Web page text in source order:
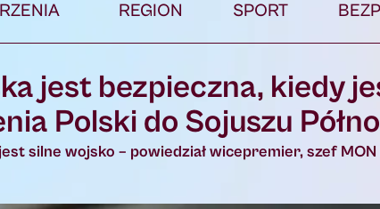
REGION SPORT
jest bezpieczna, kiedy
Polski do Sojuszu
silne wojsko – powiedział wicepremier, szef